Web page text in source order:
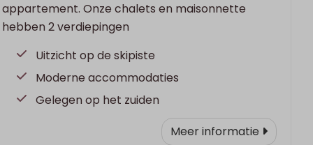
appartement. Onze chalets en maisonnette
hebben 2 verdiepingen
Uitzicht op de skipiste
Moderne accommodaties
Gelegen op het zuiden
Meer informatie